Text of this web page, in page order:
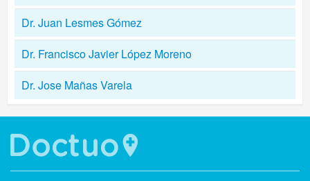
Dr. Juan Lesmes Gómez
Dr. Francisco Javier López Moreno
Dr. Jose Mañas Varela